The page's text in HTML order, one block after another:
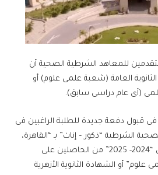
للمعاهد الشرطية الصحية أن
العامة (شعبة علمى علوم) أو
علمى (أى عام دراسى سابق).
فى قبول دفعة جديدة للطلبة الراغبين فى
الشرطية “ذكور – إناث” بـ “القاهرة،
الإسكندرية” للعام الدراسى “2024- 2025” من الحاصلين على
علوم” أو الشهادة الثانوية الأزهرية